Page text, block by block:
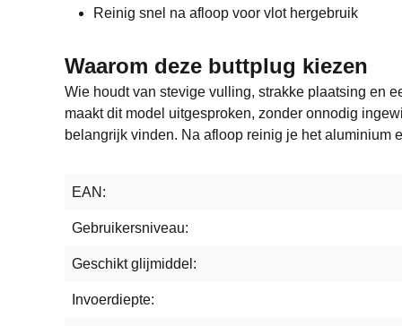
Reinig snel na afloop voor vlot hergebruik
Waarom deze buttplug kiezen
Wie houdt van stevige vulling, strakke plaatsing en
maakt dit model uitgesproken, zonder onnodig
belangrijk vinden. Na afloop reinig je het aluminium
EAN:
Gebruikersniveau:
Geschikt glijmiddel:
Invoerdiepte: